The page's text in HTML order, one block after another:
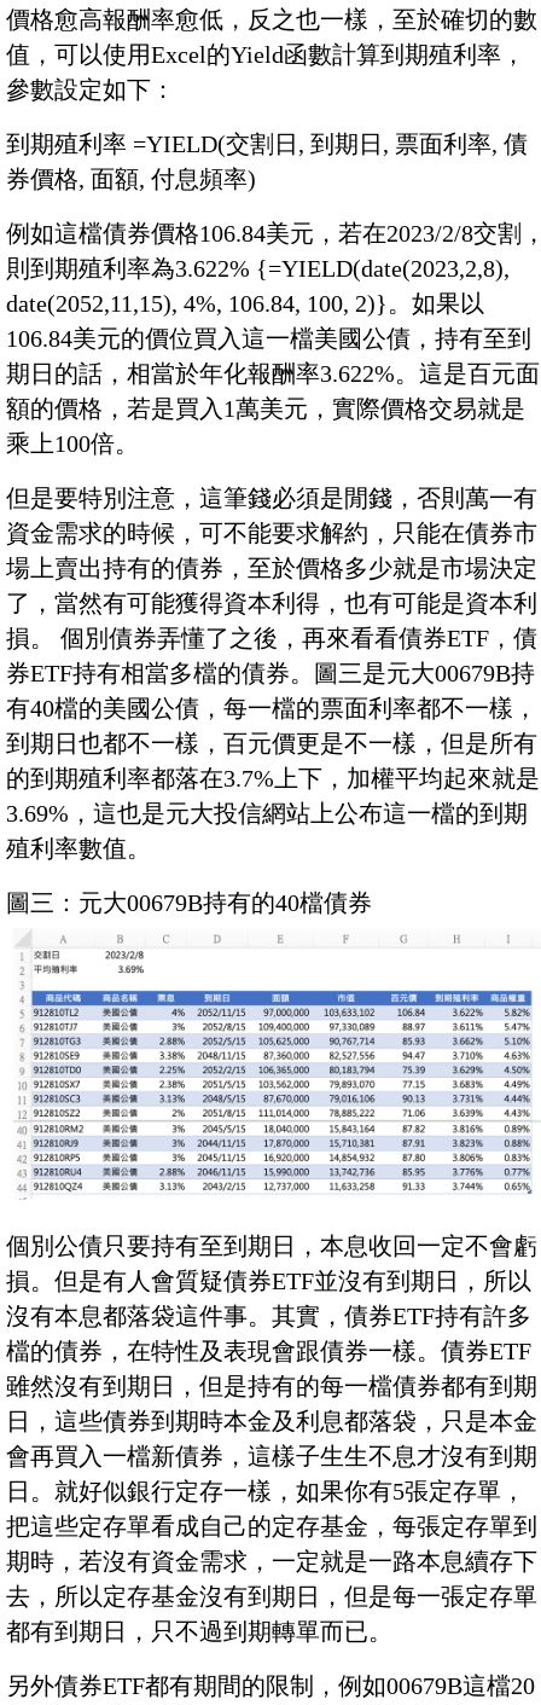
價格愈高報酬率愈低，反之也一樣，至於確切的數
值，可以使用Excel的Yield函數計算到期殖利率，
參數設定如下：
到期殖利率 =YIELD(交割日, 到期日, 票面利率, 債
券價格, 面額, 付息頻率)
例如這檔債券價格106.84美元，若在2023/2/8交割
則到期殖利率為3.622% {=YIELD(date(2023,2,8),
date(2052,11,15), 4%, 106.84, 100, 2)}。如果以
106.84美元的價位買入這一檔美國公債，持有至到
期日的話，相當於年化報酬率3.622%。這是百元面
額的價格，若是買入1萬美元，實際價格交易就是
乘上100倍。
但是要特別注意，這筆錢必須是閒錢，否則萬一有
資金需求的時候，可不能要求解約，只能在債券市
場上賣出持有的債券，至於價格多少就是市場決定
了，當然有可能獲得資本利得，也有可能是資本利
損。 個別債券弄懂了之後，再來看看債券ETF，債
券ETF持有相當多檔的債券。圖三是元大00679B持
有40檔的美國公債，每一檔的票面利率都不一樣，
到期日也都不一樣，百元價更是不一樣，但是所有
的到期殖利率都落在3.7%上下，加權平均起來就是
3.69%，這也是元大投信網站上公布這一檔的到期
殖利率數值。
圖三：元大00679B持有的40檔債券
個別公債只要持有至到期日，本息收回一定不會虧
損。但是有人會質疑債券ETF並沒有到期日，所以
沒有本息都落袋這件事。其實，債券ETF持有許多
檔的債券，在特性及表現會跟債券一樣。債券ETF
雖然沒有到期日，但是持有的每一檔債券都有到期
日，這些債券到期時本金及利息都落袋，只是本金
會再買入一檔新債券，這樣子生生不息才沒有到期
日。就好似銀行定存一樣，如果你有5張定存單，
把這些定存單看成自己的定存基金，每張定存單到
期時，若沒有資金需求，一定就是一路本息續存下
去，所以定存基金沒有到期日，但是每一張定存單
都有到期日，只不過到期轉單而已。
另外債券ETF都有期間的限制，例如00679B這檔20